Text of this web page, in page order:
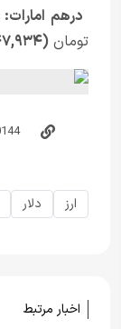
درهم امارات:
تومان (۴۷,۹۳۴ تومان)
ارز دلار
اخبار مرتبط